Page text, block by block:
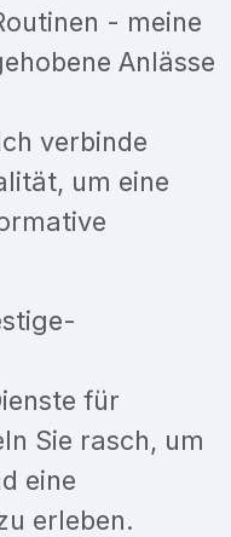
- meine
Anlässe
verbinde
um eine
für
Sie rasch, um
eine
erleben.